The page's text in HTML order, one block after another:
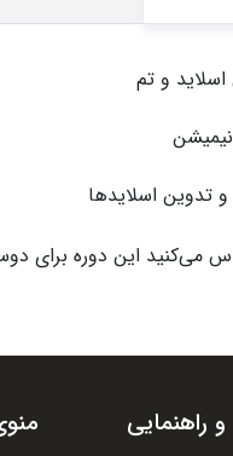
و تم
تدوین اسلایدها
می‌کنید این دوره برای
و راهنمایی